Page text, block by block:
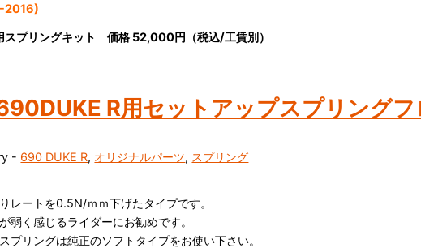
2016)
プリングキット 価格 52,000円（税込/工賃別）
R用セットアップスプリング
- 690 DUKE R, オリジナルパーツ, スプリング
レートを0.5N/ｍｍ下げたタイプです。
弱く感じるライダーにお勧めです。
プリングは純正のソフトタイプをお使い下さい。